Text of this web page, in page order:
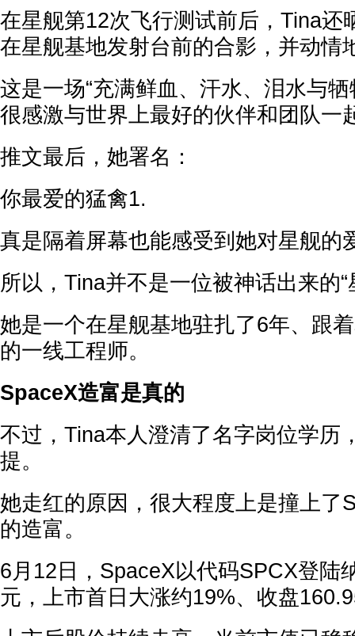
在星舰第12次飞行测试前后，Tina还
在星舰基地发射台前的合影，并动情
这是一场“充满鲜血、汗水、泪水与
很感激与世界上最好的伙伴和团队一
推文最后，她署名：
你最爱的猛禽1.
真是隔着屏幕也能感受到她对星舰的
所以，Tina并不是一位被神话出来的“
她是一个在星舰基地驻扎了6年、跟
的一线工程师。
SpaceX造富是真的
不过，Tina本人澄清了名字岗位学历
提。
她走红的原因，很大程度上是撞上了
的造富。
6月12日，SpaceX以代码SPCX登陆
元，上市首日大涨约19%、收盘